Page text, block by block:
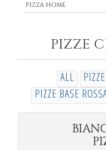
PIZZA HOME
PIZZE
ALL
PIZZE BASE